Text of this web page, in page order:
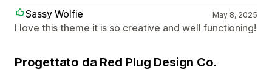
Sassy Wolfie
May 8, 2025
I love this theme it is so creative and well functioning!
Progettato da Red Plug Design Co.